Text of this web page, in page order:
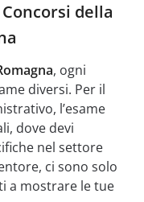
della
, ogni
diversi. Per il
l’esame
dove devi
nel settore
ci sono solo
a mostrare le tue